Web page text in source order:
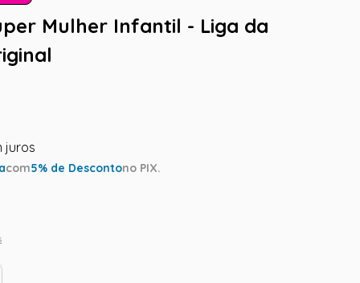
Mulher Infantil - Liga da
com5% de Descontono PIX.